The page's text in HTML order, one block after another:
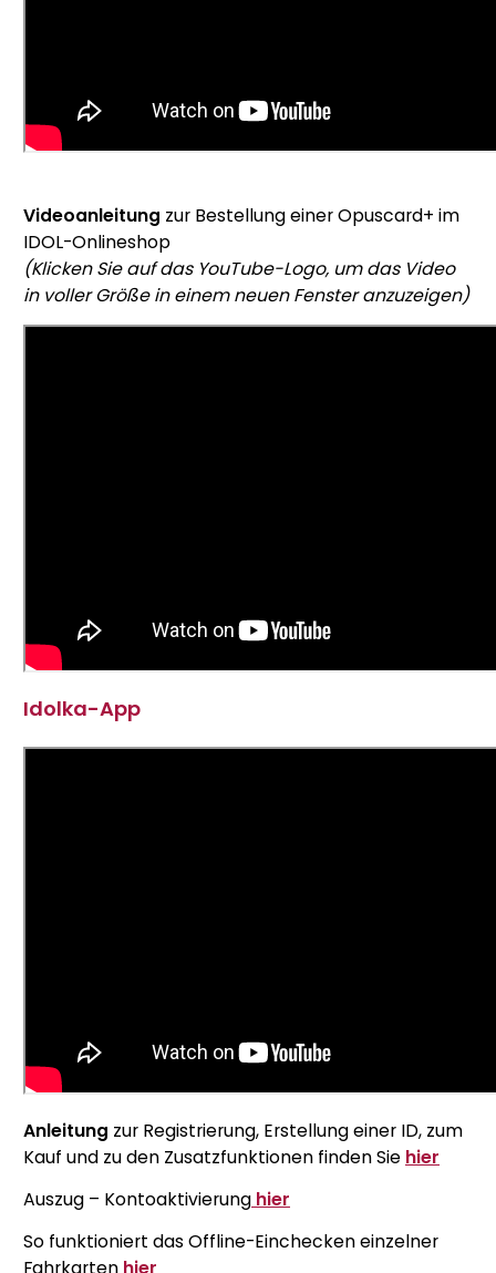
Videoanleitung zur Bestellung einer Opuscard+ im
IDOL-Onlineshop
(Klicken Sie auf das YouTube-Logo, um das Video
in voller Größe in einem neuen Fenster anzuzeigen)
Idolka-App
Anleitung zur Registrierung, Erstellung einer ID, zum
Kauf und zu den Zusatzfunktionen finden Sie hier
Auszug – Kontoaktivierung hier
So funktioniert das Offline-Einchecken einzelner
Fahrkarten hier